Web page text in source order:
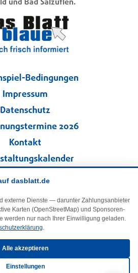
und Bad Salzuflen.
Bedingungen
Impressum
Datenschutz
2026
Kontakt
Kleinanzeigen
Einstellungen
Sie uns!
dasblatt.de
externe Dienste — darunter Zahlungsanbieter
Karten (OpenStreetMap) und Sponsoren-
werden nur nach Ihrer Einwilligung geladen.
.
Alle akzeptieren
Einstellungen